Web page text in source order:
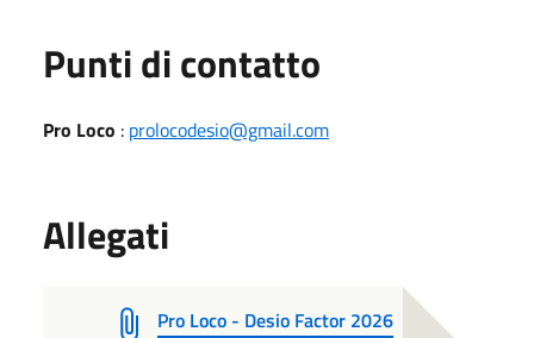
Punti di contatto
Pro Loco : prolocodesio@gmail.com
Allegati
Pro Loco - Desio Factor 2026